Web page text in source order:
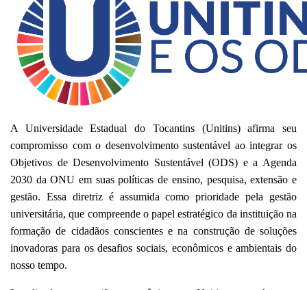
A Universidade Estadual do Tocantins (Unitins) afirma seu
compromisso com o desenvolvimento sustentável ao integrar os
Objetivos de Desenvolvimento Sustentável (ODS) e a Agenda
2030 da ONU em suas políticas de ensino, pesquisa, extensão e
gestão. Essa diretriz é assumida como prioridade pela gestão
universitária, que compreende o papel estratégico da instituição na
formação de cidadãos conscientes e na construção de soluções
inovadoras para os desafios sociais, econômicos e ambientais do
nosso tempo.